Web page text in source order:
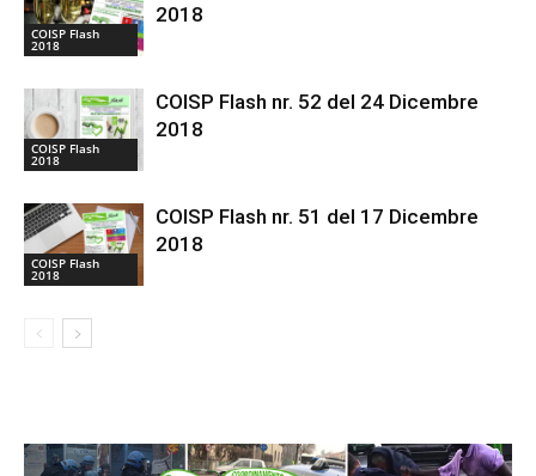
COISP Flash
2018
2018
COISP Flash
2018
COISP Flash nr. 52 del 24 Dicembre
2018
COISP Flash
2018
COISP Flash nr. 51 del 17 Dicembre
2018